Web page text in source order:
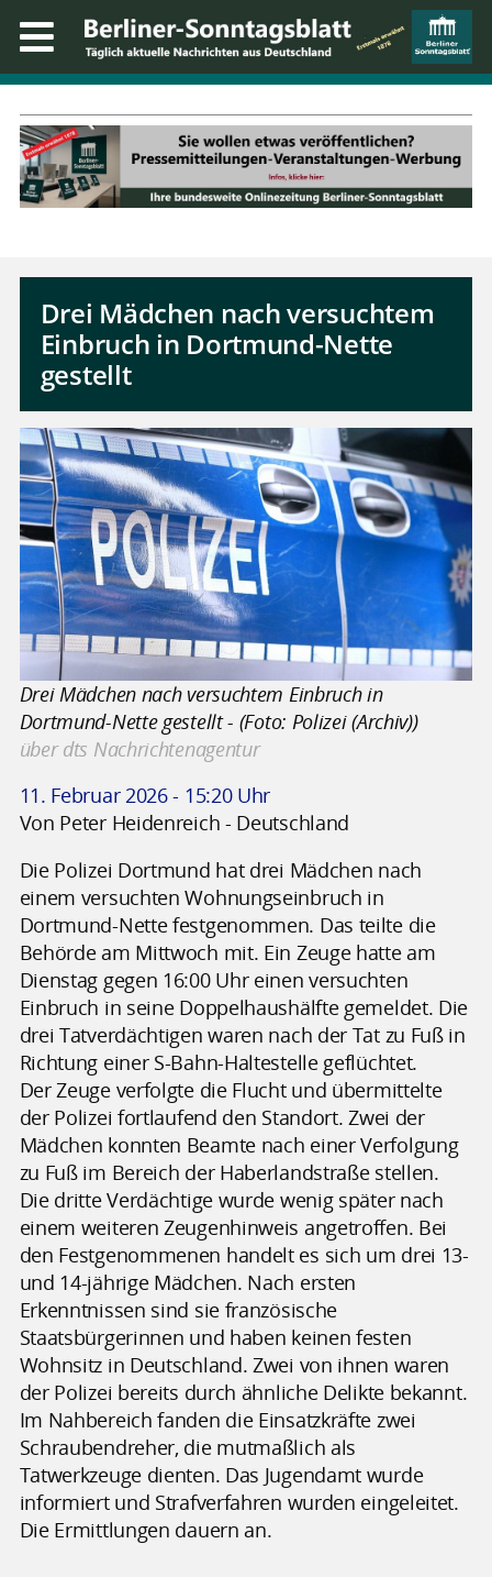
Drei Mädchen nach versuchtem
Einbruch in Dortmund-Nette
gestellt
Drei Mädchen nach versuchtem Einbruch in
Dortmund-Nette gestellt - (Foto: Polizei (Archiv))
über dts Nachrichtenagentur
11. Februar 2026 - 15:20 Uhr
Von Peter Heidenreich - Deutschland
Die Polizei Dortmund hat drei Mädchen nach
einem versuchten Wohnungseinbruch in
Dortmund-Nette festgenommen. Das teilte die
Behörde am Mittwoch mit. Ein Zeuge hatte am
Dienstag gegen 16:00 Uhr einen versuchten
Einbruch in seine Doppelhaushälfte gemeldet. Die
drei Tatverdächtigen waren nach der Tat zu Fuß in
Richtung einer S-Bahn-Haltestelle geflüchtet.
Der Zeuge verfolgte die Flucht und übermittelte
der Polizei fortlaufend den Standort. Zwei der
Mädchen konnten Beamte nach einer Verfolgung
zu Fuß im Bereich der Haberlandstraße stellen.
Die dritte Verdächtige wurde wenig später nach
einem weiteren Zeugenhinweis angetroffen. Bei
den Festgenommenen handelt es sich um drei 13-
und 14-jährige Mädchen. Nach ersten
Erkenntnissen sind sie französische
Staatsbürgerinnen und haben keinen festen
Wohnsitz in Deutschland. Zwei von ihnen waren
der Polizei bereits durch ähnliche Delikte bekannt.
Im Nahbereich fanden die Einsatzkräfte zwei
Schraubendreher, die mutmaßlich als
Tatwerkzeuge dienten. Das Jugendamt wurde
informiert und Strafverfahren wurden eingeleitet.
Die Ermittlungen dauern an.